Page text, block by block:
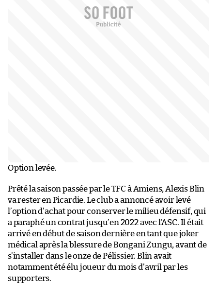
Option levée.
Prêté la saison passée par le TFC à Amiens, Alexis Blin
va rester en Picardie. Le club a annoncé avoir levé
l’option d’achat pour conserver le milieu défensif, qui
a paraphé un contrat jusqu’en 2022 avec l’ASC. Il était
arrivé en début de saison dernière en tant que joker
médical après la blessure de Bongani Zungu, avant de
s’installer dans le onze de Pélissier. Blin avait
notamment été élu joueur du mois d’avril par les
supporters.